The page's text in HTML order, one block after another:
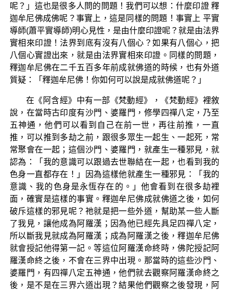
呢？」這也是很多人問的問題！我們可以想：什麼印證 釋
迦牟尼佛成佛呢？事實上，這是同樣的問題！事實上 平實
導師(蕭平實導師)明心見性，是由什麼印證呢？就是由法界
實相來印證！法界到底有沒有八個心？如果有八個心，把
八個心實證出來，就是由法界實相來印證。同樣的問題，
釋迦牟尼佛在二千五百多年前成就佛道的時候，也有外道
質疑：「釋迦牟尼佛！你如何可以說是成就佛道呢？」
在《阿含經》中有一部《梵動經》，《梵動經》裡敘
說，在當時古印度有沙門、婆羅門，修學四禪八定，乃至
五神通，他們可以看到自己在前一世，再往前推，一直
推，可以推到多劫之前，跟很多眾生一起生、一起死，常
常聚會在一起；這個沙門、婆羅門，就產生一種邪見，就
認為：「我的意識可以跟過去世聯結在一起，也看到我的
色身一直都存在！」因為這樣他就產生一種邪見：「我的
意識、我的色身是永恆存在的。」他會看到在很多劫裡
面，確實是這樣的事實。釋迦牟尼佛成就佛道之後，如何
破斥這樣的邪見呢？祂就是把一些外道，幫助某一些人斷
了我見，讓他成為阿羅漢；因為他已經先具足四禪八定，
所以斷我見就成為阿羅漢；成為阿羅漢之後，釋迦牟尼佛
就會授記他得第一記。等這位阿羅漢命終時，佛陀授記阿
羅漢命終之後，不會在三界中出現。那當時的這些沙門、
婆羅門，有四禪八定五神通，他們就去觀察阿羅漢命終之
後，是不是在三界六道出現？結果他們觀察之後發現，阿